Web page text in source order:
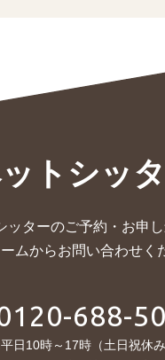
トシッ
ッターのご予約・お申
ムからお問い合わせく
688-
日10時～17時（土日祝休み